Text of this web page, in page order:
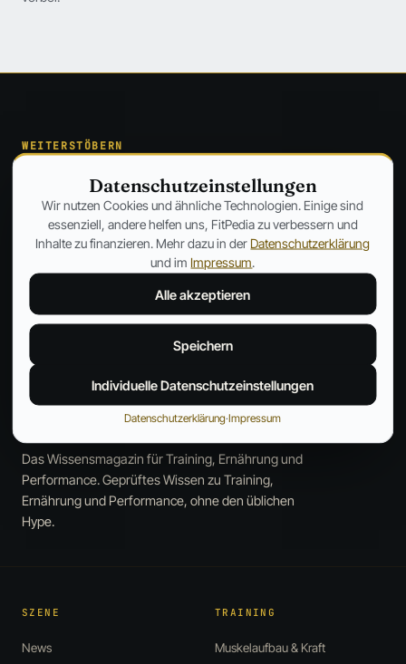
WEITERSTÖBERN
Andere Themen entdecken
→ Training
STUDIEN STATT HYPE
Ernährung →
WAS WIRKLICH WIRKT
Supplements →
FORSCHUNG & FAKTEN
Medizin →
Das Wissensmagazin für Training, Ernährung und
Performance. Geprüftes Wissen zu Training,
Ernährung und Performance, ohne den üblichen
Hype.
SZENE
News
TRAINING
Muskelaufbau & Kraft
Datenschutzeinstellungen
Wir nutzen Cookies und ähnliche Technologien. Einige sind
essenziell, andere helfen uns, FitPedia zu verbessern und
Inhalte zu finanzieren. Mehr dazu in der Datenschutzerklärung
und im Impressum.
Alle akzeptieren
Speichern
Individuelle Datenschutzeinstellungen
Datenschutzerklärung·Impressum